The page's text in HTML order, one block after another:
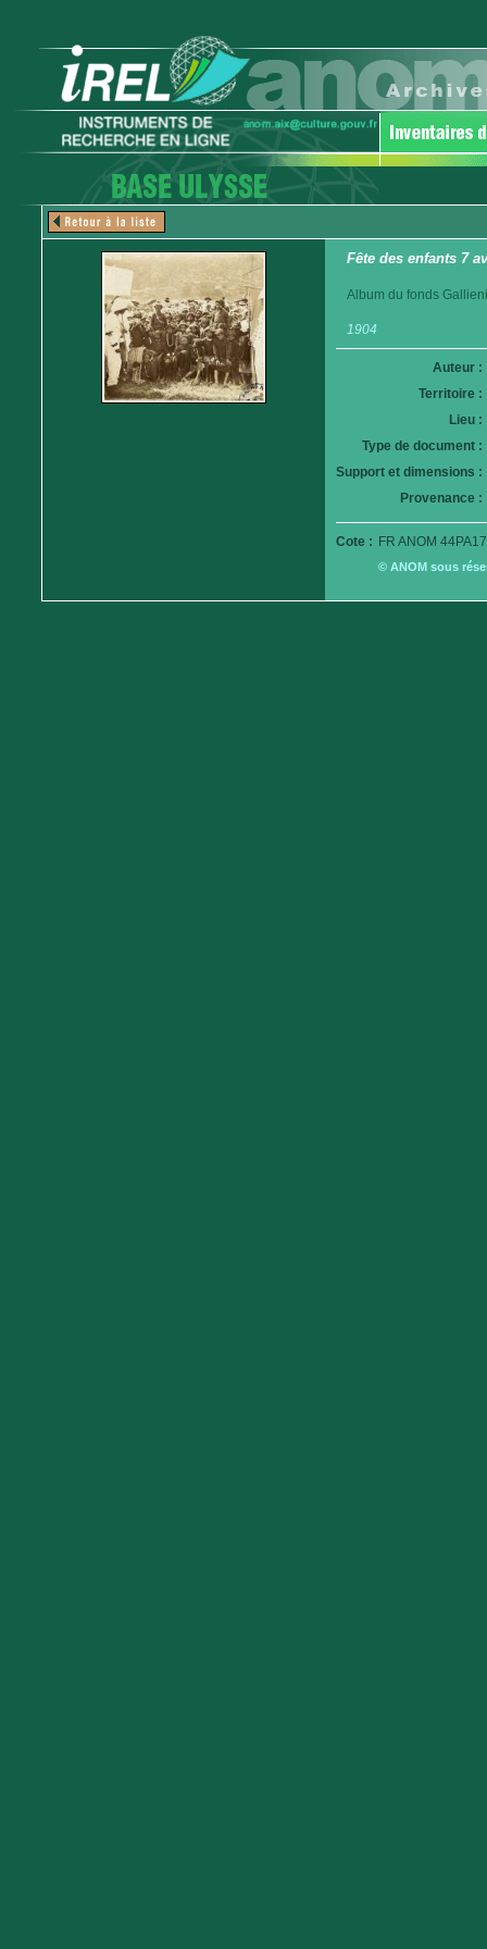
Fête des enfants 7
Album du fonds
1904
Auteur :
Territoire :
Lieu :
Type de document :
Support et dimensions :
Provenance :
Cote : FR ANOM
© ANOM sous